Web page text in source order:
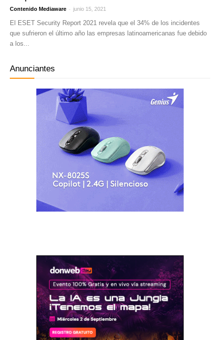
Contenido Mediaware - junio 15, 2021
El ESET Security Report 2021 revela que el 34% de los incidentes
que sufrieron el último año las empresas latinoamericanas fue debido
a los...
Anunciantes